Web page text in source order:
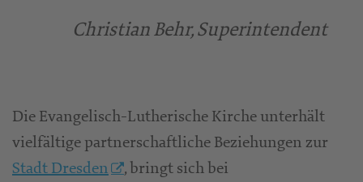
Christian Behr, Superintendent
Die Evangelisch-Lutherische Kirche unterhält
vielfältige partnerschaftliche Beziehungen zur
Stadt Dresden
, bringt sich bei